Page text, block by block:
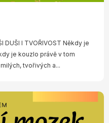
DUŠI I TVOŘIVOST Někdy je
je kouzlo právě v tom
tvořivých a...